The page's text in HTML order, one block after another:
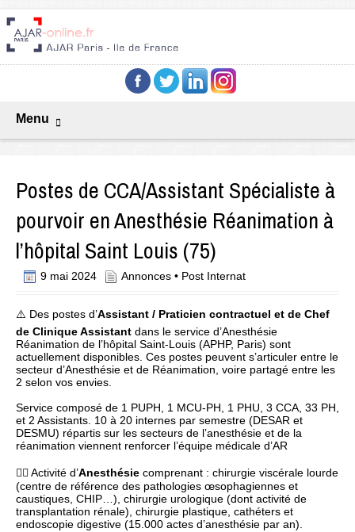
Menu
Postes de CCA/Assistant Spécialiste à
pourvoir en Anesthésie Réanimation à
l’hôpital Saint Louis (75)
9 mai 2024 Annonces • Post Internat
⚠️ Des postes d’Assistant / Praticien contractuel et de Chef
de Clinique Assistant dans le service d’Anesthésie
Réanimation de l’hôpital Saint-Louis (APHP, Paris) sont
actuellement disponibles. Ces postes peuvent s’articuler entre le
secteur d’Anesthésie et de Réanimation, voire partagé entre les
2 selon vos envies.
Service composé de 1 PUPH, 1 MCU-PH, 1 PHU, 3 CCA, 33 PH,
et 2 Assistants. 10 à 20 internes par semestre (DESAR et
DESMU) répartis sur les secteurs de l’anesthésie et de la
réanimation viennent renforcer l’équipe médicale d’AR
👨‍⚕️ Activité d’Anesthésie comprenant : chirurgie viscérale lourde
(centre de référence des pathologies œsophagiennes et
caustiques, CHIP…), chirurgie urologique (dont activité de
transplantation rénale), chirurgie plastique, cathéters et
endoscopie digestive (15.000 actes d’anesthésie par an).